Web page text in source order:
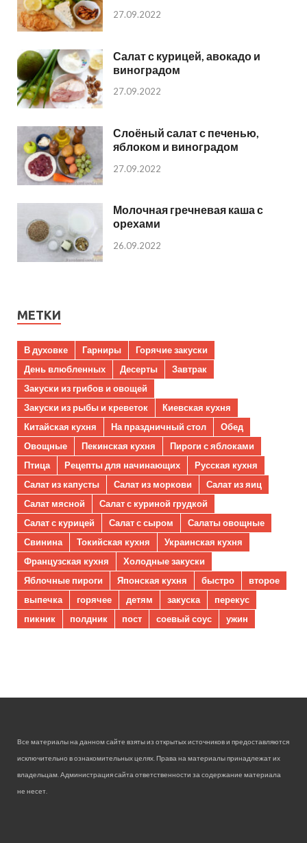
27.09.2022
Салат с курицей, авокадо и
виноградом
27.09.2022
Слоёный салат с печенью,
яблоком и виноградом
27.09.2022
Молочная гречневая каша с
орехами
26.09.2022
МЕТКИ
В духовке Гарниры
Горячие закуски
День влюбленных
Десерты
Завтрак
Закуски из грибов и овощей
Закуски из рыбы и креветок
Киевская кухня
Китайская кухня
На праздничный стол
Обед
Овощные
Пекинская кухня
Пироги с яблоками
Птица
Рецепты для начинающих
Русская кухня
Салат из капусты
Салат из моркови
Салат из яиц
Салат мясной
Салат с куриной грудкой
Салат с курицей
Салат с сыром
Салаты овощные
Свинина
Токийская кухня
Украинская кухня
Французская кухня
Холодные закуски
Яблочные пироги
Японская кухня быстро
второе
выпечка
горячее детям закуска
перекус
пикник
полдник пост соевый соус ужин
Все материалы на данном сайте взяты из открытых источников и предоставляются
исключительно в ознакомительных целях. Права на материалы принадлежат их
владельцам. Администрация сайта ответственности за содержание материала
не несет.